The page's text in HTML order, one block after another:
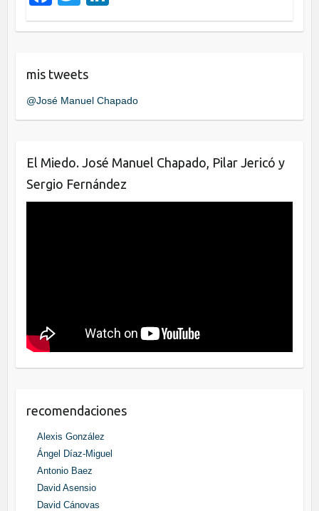
k
a
c
b
o
k
wi
tt
n
k
n
mis tweets
@José Manuel Chapado
El Miedo. José Manuel Chapado, Pilar Jericó y
Sergio Fernández
recomendaciones
Alexis González
Ángel Díaz-Miguel
Antonio Baez
David Asensio
David Cánovas